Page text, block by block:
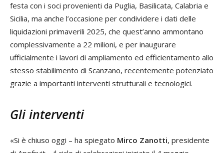
festa con i soci provenienti da Puglia, Basilicata, Calabria e
Sicilia, ma anche l’occasione per condividere i dati delle
liquidazioni primaverili 2025, che quest’anno ammontano
complessivamente a 22 milioni, e per inaugurare
ufficialmente i lavori di ampliamento ed efficientamento allo
stesso stabilimento di Scanzano, recentemente potenziato
grazie a importanti interventi strutturali e tecnologici.
Gli interventi
«Si è chiuso oggi – ha spiegato Mirco Zanotti, presidente